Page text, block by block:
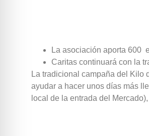
La asociación aporta 600
Caritas continuará con la
La tradicional campaña del Kilo
ayudar a hacer unos días más
local de la entrada del